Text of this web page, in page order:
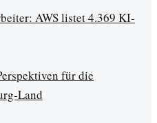
AWS listet 4.369 KI-
für die
Land